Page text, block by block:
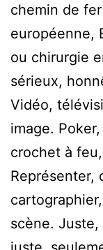
chemin de
européenne,
ou chirurgie
sérieux,
Vidéo,
image.
crochet à
Représenter,
scène.